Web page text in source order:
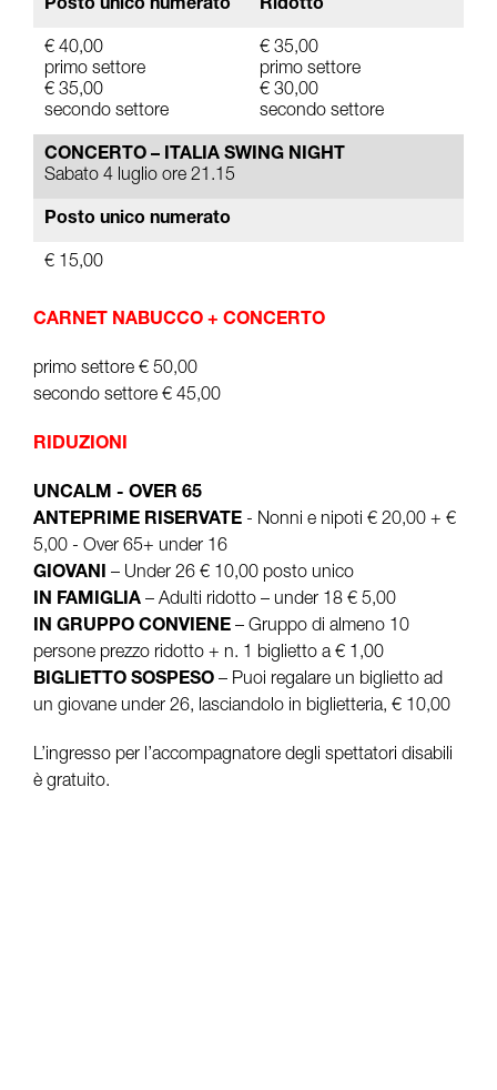
Posto unico numerato Ridotto
€ 40,00
primo settore
€ 35,00
secondo settore
€ 35,00
primo settore
€ 30,00
secondo settore
CONCERTO – ITALIA SWING NIGHT
Sabato 4 luglio ore 21.15
Posto unico numerato
€ 15,00
CARNET NABUCCO + CONCERTO
primo settore € 50,00
secondo settore € 45,00
RIDUZIONI
UNCALM - OVER 65
ANTEPRIME RISERVATE - Nonni e nipoti € 20,00 + €
5,00 - Over 65+ under 16
GIOVANI – Under 26 € 10,00 posto unico
IN FAMIGLIA – Adulti ridotto – under 18 € 5,00
IN GRUPPO CONVIENE – Gruppo di almeno 10
persone prezzo ridotto + n. 1 biglietto a € 1,00
BIGLIETTO SOSPESO – Puoi regalare un biglietto ad
un giovane under 26, lasciandolo in biglietteria, € 10,00
L’ingresso per l’accompagnatore degli spettatori disabili
è gratuito.